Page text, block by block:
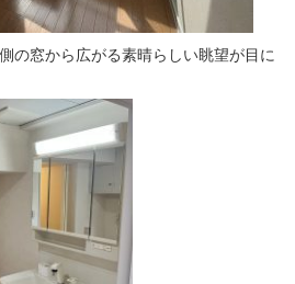
の窓から広がる素晴らしい眺望が目に